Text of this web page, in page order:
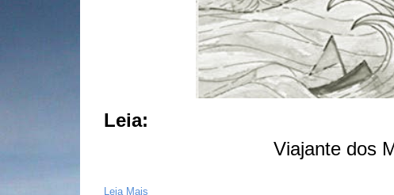
Leia:
Viajante dos
Leia Mais